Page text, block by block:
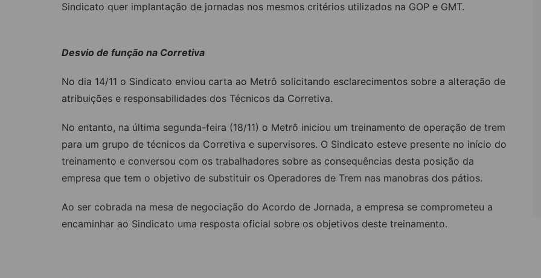
Sindicato quer implantação de jornadas nos mesmos critérios utilizados na GOP e GMT.
Desvio de função na Corretiva
No dia 14/11 o Sindicato enviou carta ao Metrô solicitando esclarecimentos sobre a alteração de
atribuições e responsabilidades dos Técnicos da Corretiva.
No entanto, na última segunda-feira (18/11) o Metrô iniciou um treinamento de operação de trem
para um grupo de técnicos da Corretiva e supervisores. O Sindicato esteve presente no início do
treinamento e conversou com os trabalhadores sobre as consequências desta posição da
empresa que tem o objetivo de substituir os Operadores de Trem nas manobras dos pátios.
Ao ser cobrada na mesa de negociação do Acordo de Jornada, a empresa se comprometeu a
encaminhar ao Sindicato uma resposta oficial sobre os objetivos deste treinamento.